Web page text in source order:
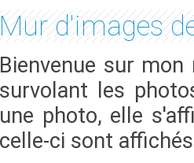
Mur d'images
Bienvenue sur
survolant les
une photo, elle
celle-ci sont